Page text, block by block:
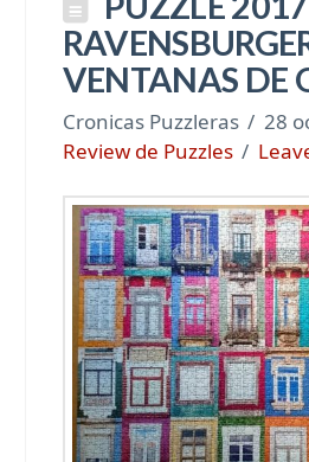
VENTANAS DE
Cronicas Puzzleras
28
Review de Puzzles